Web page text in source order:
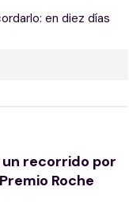
en diez días
recorrido por
Roche